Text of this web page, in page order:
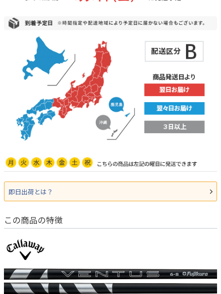
即日出荷とは？
この商品の特徴